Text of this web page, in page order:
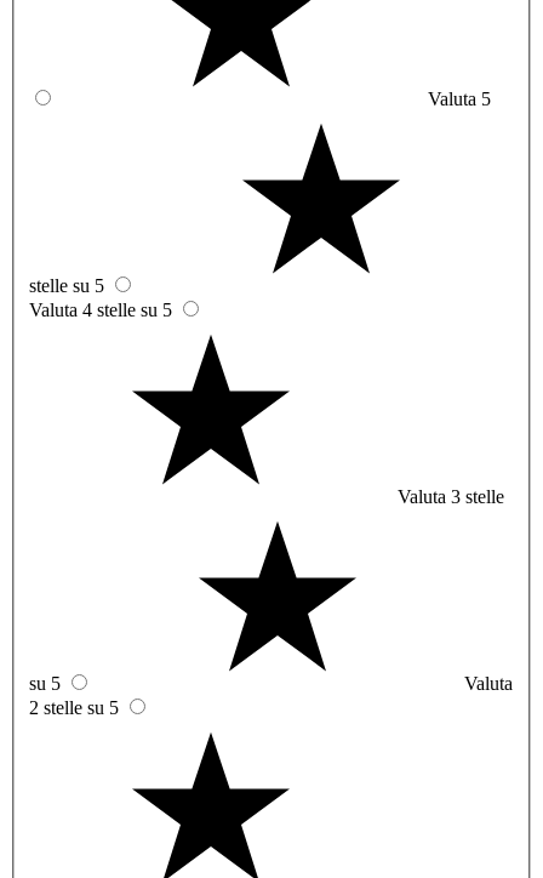
Valuta 5
stelle su 5
Valuta 4 stelle su 5
Valuta 3 stelle
su 5
Valuta
2 stelle su 5